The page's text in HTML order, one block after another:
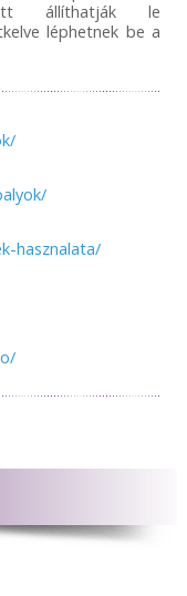
állíthatják le
léphetnek be a
hasznalata/